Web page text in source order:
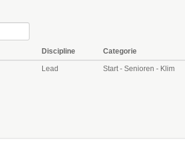
Discipline Categorie
Lead Start - Senioren - Klim